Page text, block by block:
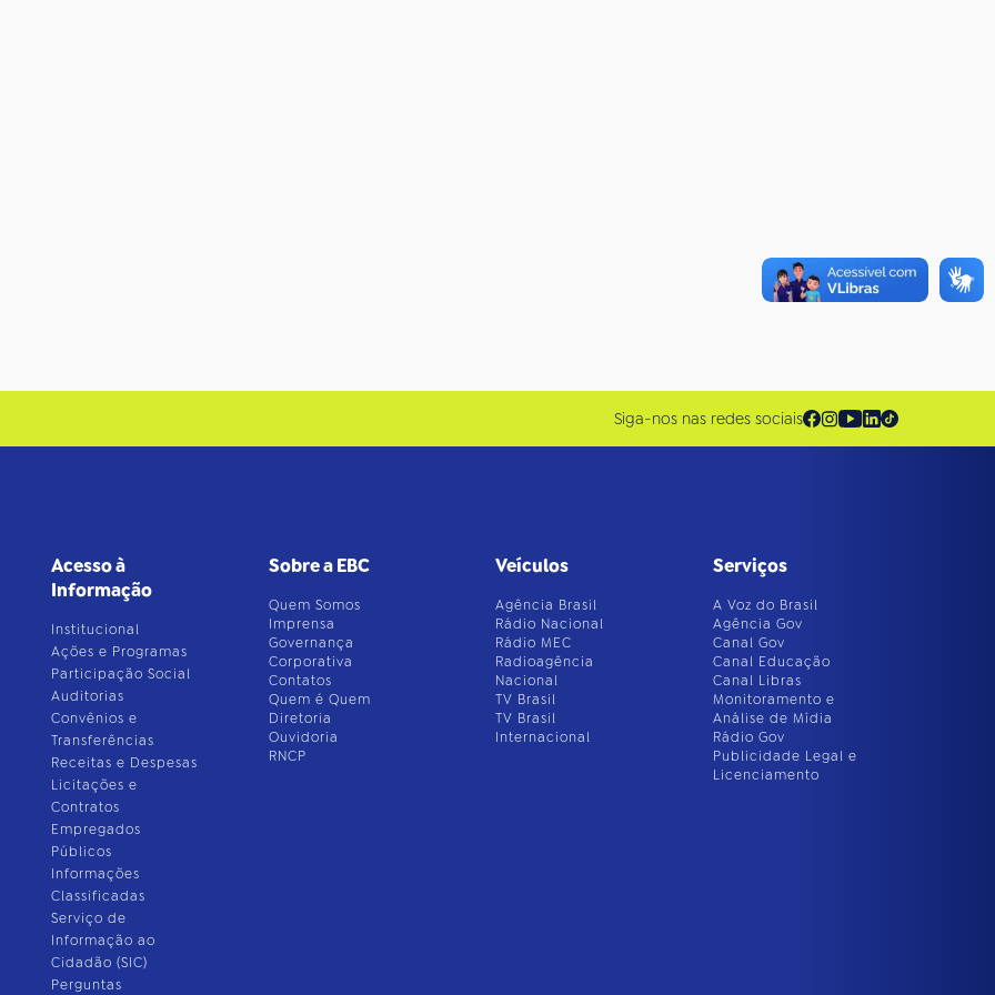
Siga-nos nas redes sociais
Acesso à
Informação
Institucional
Ações e Programas
Participação Social
Auditorias
Convênios e
Transferências
Receitas e Despesas
Licitações e
Contratos
Empregados
Públicos
Informações
Classificadas
Serviço de
Informação ao
Cidadão (SIC)
Perguntas
Sobre a EBC
Quem Somos
Imprensa
Governança
Corporativa
Contatos
Quem é Quem
Diretoria
Ouvidoria
RNCP
Veículos
Agência Brasil
Rádio Nacional
Rádio MEC
Radioagência
Nacional
TV Brasil
TV Brasil
Internacional
Serviços
A Voz do Brasil
Agência Gov
Canal Gov
Canal Educação
Canal Libras
Monitoramento e
Análise de Mídia
Rádio Gov
Publicidade Legal e
Licenciamento